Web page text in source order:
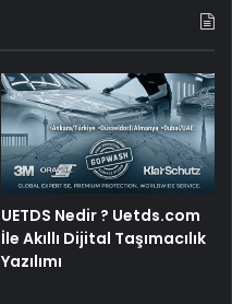
UETDS Nedir ? Uetds.com
İle Akıllı Dijital Taşımacılık
Yazılımı